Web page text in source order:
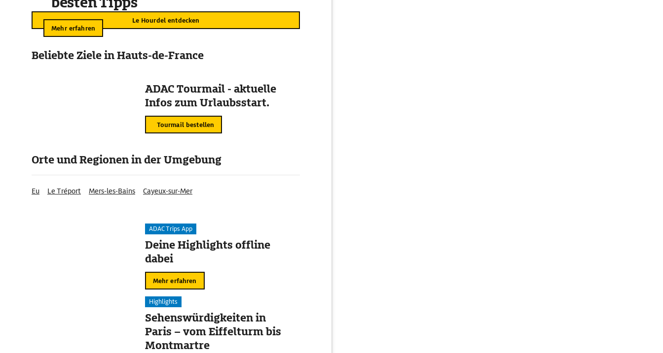
Le Hourdel entdecken
Mehr erfahren
Beliebte Ziele in Hauts-de-France
ADAC Tourmail - aktuelle
Infos zum Urlaubsstart.
Tourmail bestellen
Orte und Regionen in der Umgebung
Eu Le Tréport Mers-les-Bains Cayeux-sur-Mer
ADAC Trips App
Deine Highlights offline
dabei
Mehr erfahren
Highlights
Sehenswürdigkeiten in
Paris – vom Eiffelturm bis
Montmartre